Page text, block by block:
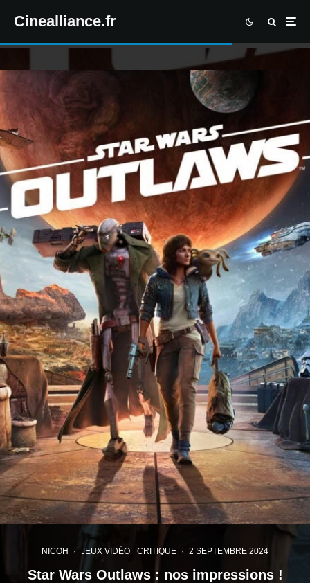
Cinealliance.fr
NICOH · JEUX VIDÉO CRITIQUE · 2 SEPTEMBRE 2024
Star Wars Outlaws : nos impressions !